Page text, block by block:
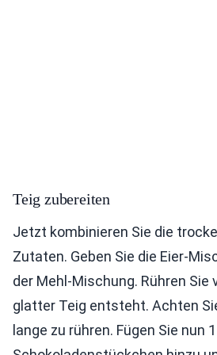
Teig zubereiten
Jetzt kombinieren Sie die
Zutaten. Geben Sie die Eier-
der Mehl-Mischung. Rühren Sie
glatter Teig entsteht. Achten
lange zu rühren. Fügen Sie nun